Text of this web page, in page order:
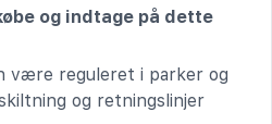
og indtage på dette
være reguleret i parker og
og retningslinjer